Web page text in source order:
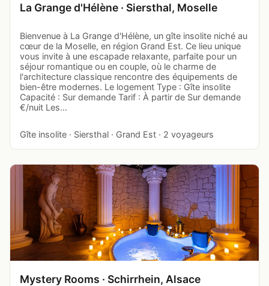
La Grange d'Hélène · Siersthal, Moselle
Bienvenue à La Grange d'Hélène, un gîte insolite niché au
cœur de la Moselle, en région Grand Est. Ce lieu unique
vous invite à une escapade relaxante, parfaite pour un
séjour romantique ou en couple, où le charme de
l'architecture classique rencontre des équipements de
bien-être modernes. Le logement Type : Gîte insolite
Capacité : Sur demande Tarif : À partir de Sur demande
€/nuit Les…
Gîte insolite · Siersthal · Grand Est · 2 voyageurs
Mystery Rooms · Schirrhein, Alsace